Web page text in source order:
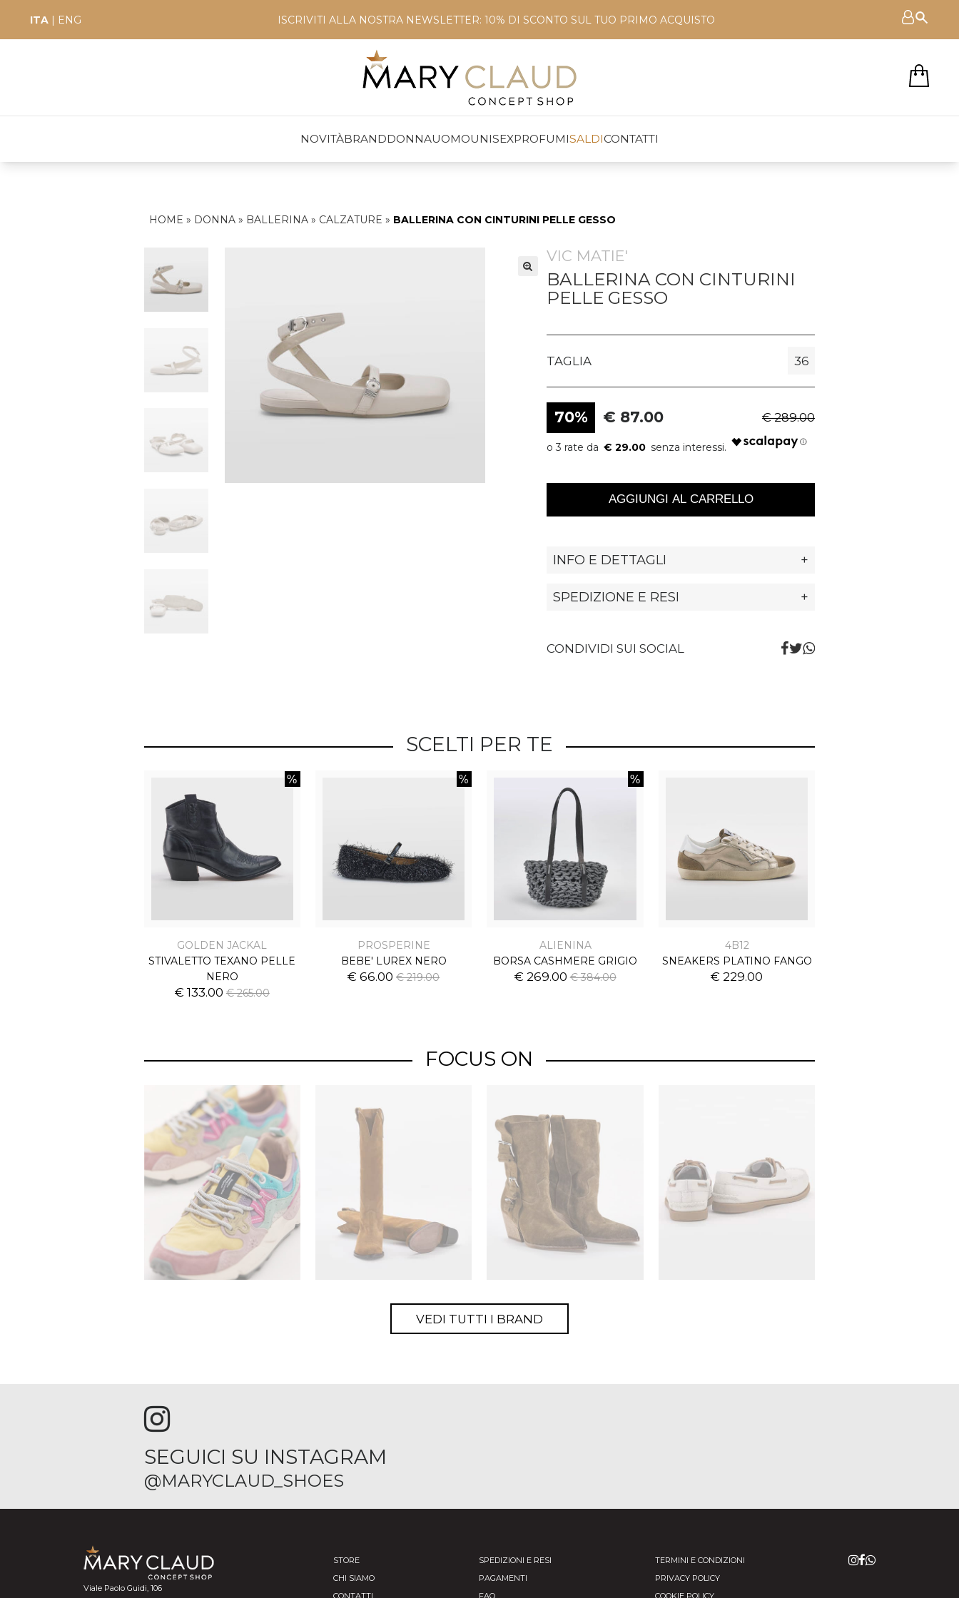
ITA | ENG ISCRIVITI ALLA NOSTRA NEWSLETTER: 10% DI SCONTO SUL TUO PRIMO ACQUISTO
NOVITÀBRANDDONNAUOMOUNISEXPROFUMISALDICONTATTI
HOME » DONNA » BALLERINA » CALZATURE » BALLERINA CON CINTURINI PELLE GESSO
VIC MATIE'
BALLERINA CON CINTURINI
PELLE GESSO
TAGLIA 36
70% € 87.00 € 289.00
€ 29.00
AGGIUNGI AL CARRELLO
INFO E DETTAGLI +
SPEDIZIONE E RESI +
CONDIVIDI SUI SOCIAL
SCELTI PER TE
GOLDEN JACKAL
STIVALETTO TEXANO PELLE
NERO
€ 133.00 € 265.00
PROSPERINE
BEBE' LUREX NERO
€ 66.00€ 219.00
ALIENINA
BORSA CASHMERE GRIGIO
€ 269.00€ 384.00
4B12
SNEAKERS PLATINO FANGO
€ 229.00
FOCUS ON
VEDI TUTTI I BRAND
SEGUICI SU INSTAGRAM
@MARYCLAUD_SHOES
Viale Paolo Guidi, 106
STORE
CHI SIAMO
CONTATTI
SPEDIZIONI E RESI
PAGAMENTI
FAQ
TERMINI E CONDIZIONI
PRIVACY POLICY
COOKIE POLICY